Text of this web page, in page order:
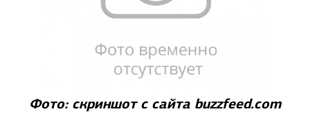
Фото: скриншот с сайта buzzfeed.com